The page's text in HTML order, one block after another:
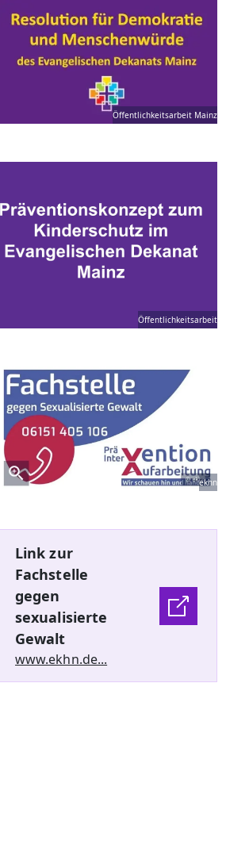
Öffentlichkeitsarbeit Mainz
Öffentlichkeitsarbeit
ekhn
Link zur
Fachstelle
gegen
sexualisierte
Gewalt
www.ekhn.de...